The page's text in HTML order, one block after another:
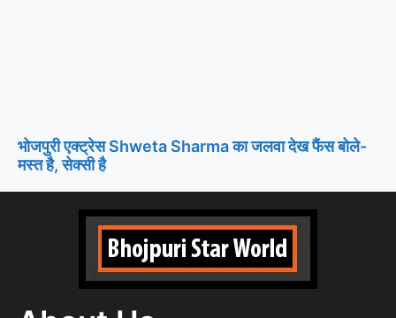
भोजपुरी एक्ट्रेस Shweta Sharma का जलवा देख फैंस बोले-
मस्त है, सेक्सी है